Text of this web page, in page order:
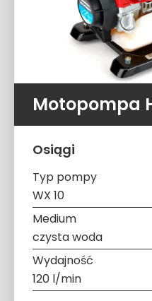
Osiągi
Typ pompy
WX 10
Medium
czysta woda
Wydajność
120 l/min